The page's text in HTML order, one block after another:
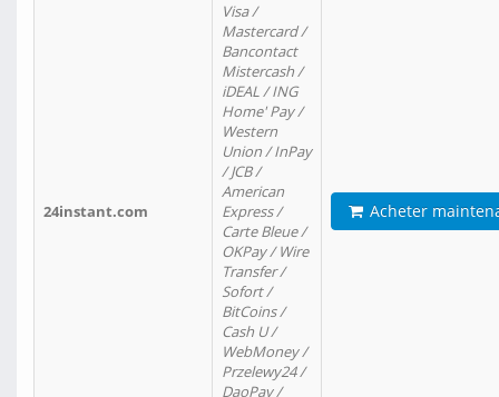
24instant.com
Visa /
Mastercard /
Bancontact
Mistercash /
iDEAL / ING
Home' Pay /
Western
Union / InPay
/ JCB /
American
Express /
Carte Bleue /
OKPay / Wire
Transfer /
Sofort /
BitCoins /
Cash U /
WebMoney /
Przelewy24 /
DaoPay /
Acheter